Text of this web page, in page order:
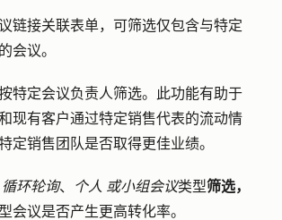
链接关联表单，可筛选仅包含与特定
会议。
特定会议负责人筛选。此功能有助于
现有客户通过特定销售代表的流动情
定销售团队是否取得更佳业绩。
循环轮询、 个人 或小组会议类型筛选，
会议是否产生更高转化率。